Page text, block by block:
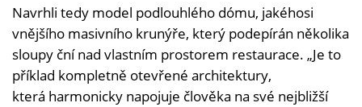
Navrhli tedy model podlouhlého dómu, jakéhosi
vnějšího masivního krunýře, který podepírán několika
sloupy ční nad vlastním prostorem restaurace. „Je to
příklad kompletně otevřené architektury,
která harmonicky napojuje člověka na své nejbližší